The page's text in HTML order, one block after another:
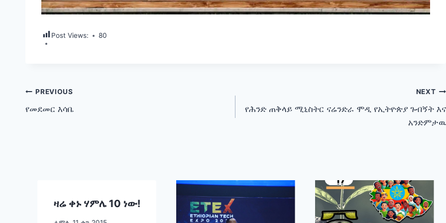
Post Views: 80
Post
navigation
PREVIOUS
የመደመር እሳቤ
NEXT
የሕንድ ጠቅላይ ሚኒስትር ናሬንድራ ሞዲ የኢትዮጵያ ጉብኝት እና
አንድምታዉ
ዛሬ ቀኑ ሃምሌ 10 ነው!